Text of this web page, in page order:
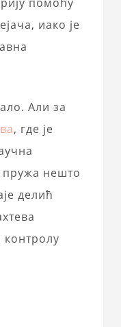
иако је
Али за
, где је
пружа нешто
делић
контролу